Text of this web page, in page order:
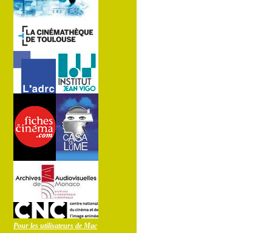
Pour les utilisateurs de Mac